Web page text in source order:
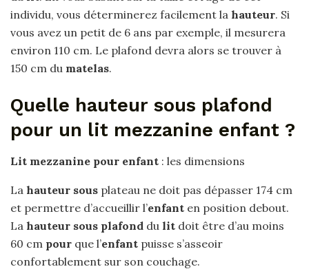
individu, vous déterminerez facilement la hauteur. Si
vous avez un petit de 6 ans par exemple, il mesurera
environ 110 cm. Le plafond devra alors se trouver à
150 cm du matelas.
Quelle hauteur sous plafond
pour un lit mezzanine enfant ?
Lit mezzanine pour enfant : les dimensions
La hauteur sous plateau ne doit pas dépasser 174 cm
et permettre d’accueillir l’enfant en position debout.
La hauteur sous plafond du lit doit être d’au moins
60 cm pour que l’enfant puisse s’asseoir
confortablement sur son couchage.